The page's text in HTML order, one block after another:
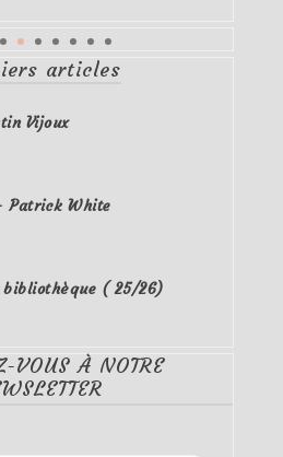
articles
Vijoux
Patrick White
bibliothèque ( 25/26)
VOUS À NOTRE